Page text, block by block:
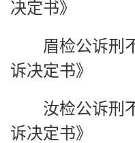
决定书》
眉检公诉刑
诉决定书》
汝检公诉刑
诉决定书》